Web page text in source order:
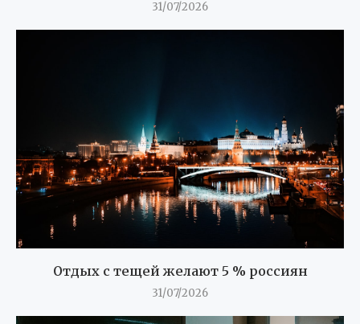
31/07/2026
Отдых с тещей желают 5 % россиян
31/07/2026